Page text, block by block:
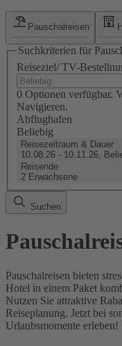
Pauschalreisen
Suchkriterien für
Reiseziel/ TV-
0 Optionen verfügbar.
Navigieren.
Abflughafen
Beliebig
Reisezeitraum & Dauer
10.08.26 - 10.11.26,
Reisende
2 Erwachsene
Suchen
Pauschalreisen bieten
Hotel in einem Paket
Nutzen Sie attraktive
Reiseplanung. Jetzt bei
Urlaubsmomente erleben!